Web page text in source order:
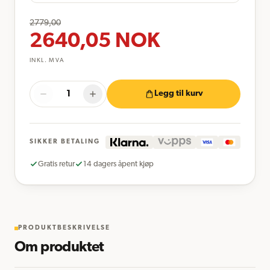
2779,00
2640,05 NOK
INKL. MVA
Legg til kurv
SIKKER BETALING
Gratis retur 14 dagers åpent kjøp
PRODUKTBESKRIVELSE
Om produktet